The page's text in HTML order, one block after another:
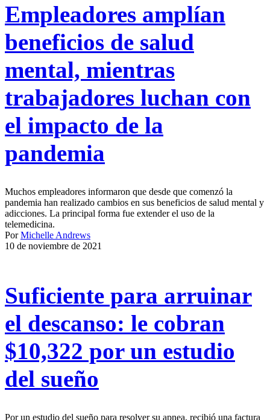
Empleadores amplían
beneficios de salud
mental, mientras
trabajadores luchan con
el impacto de la
pandemia
Muchos empleadores informaron que desde que comenzó la
pandemia han realizado cambios en sus beneficios de salud mental y
adicciones. La principal forma fue extender el uso de la
telemedicina.
PorMichelle Andrews
10 de noviembre de 2021
Suficiente para arruinar
el descanso: le cobran
$10,322 por un estudio
del sueño
Por un estudio del sueño para resolver su apnea, recibió una factura